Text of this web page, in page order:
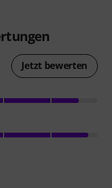
Jetzt bewerten